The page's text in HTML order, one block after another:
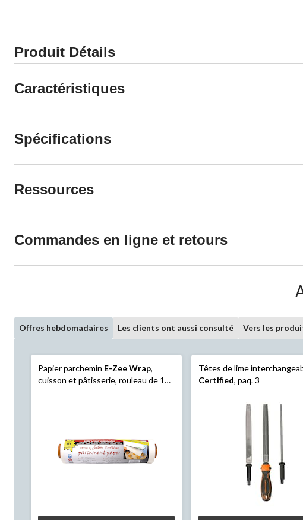
Produit Détails
Caractéristiques
Spécifications
Ressources
Commandes en ligne et retours
Offres hebdomadaires Les clients ont aussi consulté Vers les
Papier parchemin E-Zee Wrap,
cuisson et pâtisserie, rouleau de 190
Têtes de lime
Certified, paq. 3